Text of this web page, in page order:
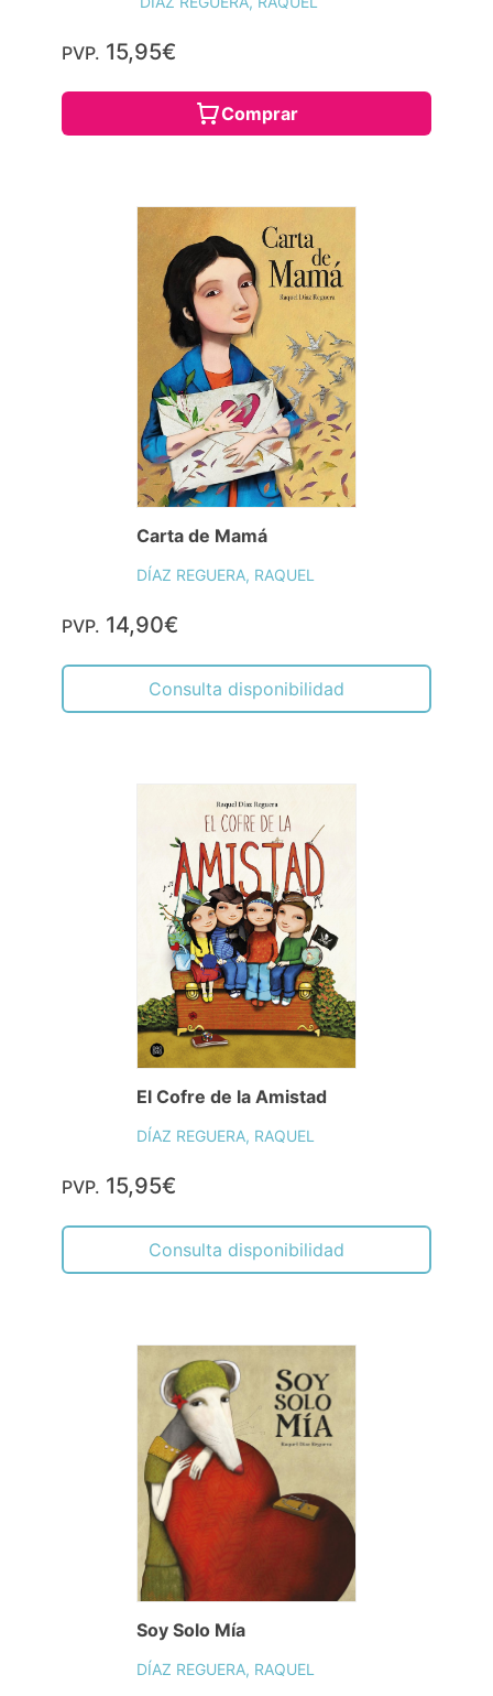
PVP. 15,95€
Comprar
Carta de Mamá
DÍAZ REGUERA, RAQUEL
PVP. 14,90€
Consulta disponibilidad
El Cofre de la Amistad
DÍAZ REGUERA, RAQUEL
PVP. 15,95€
Consulta disponibilidad
Soy Solo Mía
DÍAZ REGUERA, RAQUEL